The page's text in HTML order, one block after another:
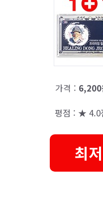
가격 : 6,200
평점 : ★ 4.0
최